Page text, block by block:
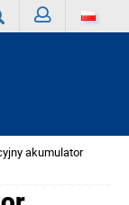
akumulator